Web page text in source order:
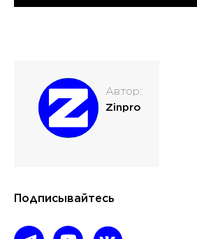
Подписывайтесь
Автор:
Zinpro